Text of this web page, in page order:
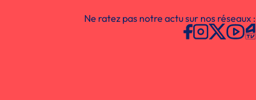
Ne ratez pas notre actu sur nos réseaux :